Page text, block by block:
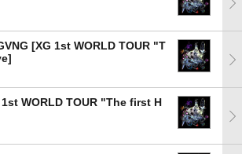
[XG 1st WORLD TOUR "T
1st WORLD TOUR "The first H